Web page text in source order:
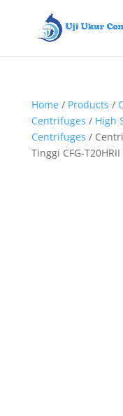
Home/ Products /
Centrifuges / High
Centrifuges /
Tinggi CFG-T20HRII